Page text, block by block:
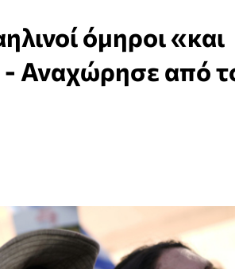
όμηροι «και
- Αναχώρησε από